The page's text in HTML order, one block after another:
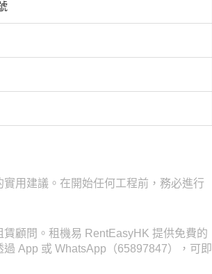
用建議。在開始任何工程前，務必進行
顧問。租機易 RentEasyHK 提供免費的
App 或 WhatsApp（65897847），可即